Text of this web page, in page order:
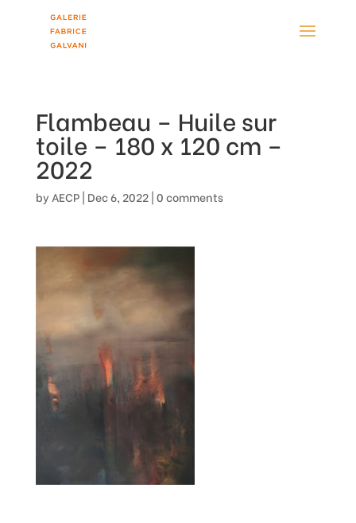
Flambeau – Huile sur
toile – 180 x 120 cm –
2022
by AECP| Dec 6, 2022|0 comments